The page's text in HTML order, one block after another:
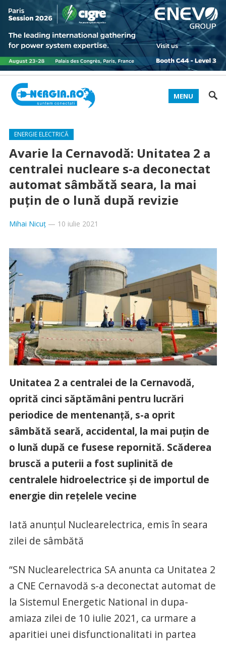
MENU
ENERGIE ELECTRICĂ
Avarie la Cernavodă: Unitatea 2 a
centralei nucleare s-a deconectat
automat sâmbătă seara, la mai
puțin de o lună după revizie
Mihai Nicuț— 10 iulie 2021
Unitatea 2 a centralei de la Cernavodă,
oprită cinci săptămâni pentru lucrări
periodice de mentenanță, s-a oprit
sâmbătă seară, accidental, la mai puțin de
o lună după ce fusese repornită. Scăderea
bruscă a puterii a fost suplinită de
centralele hidroelectrice și de importul de
energie din rețelele vecine
Iată anunțul Nuclearelectrica, emis în seara
zilei de sâmbătă
“SN Nuclearelectrica SA anunta ca Unitatea 2
a CNE Cernavodă s-a deconectat automat de
la Sistemul Energetic National in dupa-
amiaza zilei de 10 iulie 2021, ca urmare a
aparitiei unei disfunctionalitati in partea